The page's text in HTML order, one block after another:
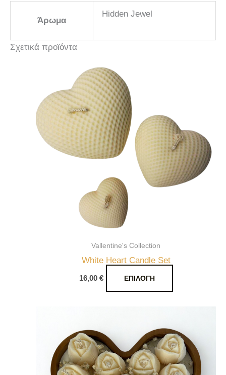
Άρωμα
Hidden Jewel
Σχετικά προϊόντα
Vallentine's Collection
White Heart Candle Set
16,00 € ΕΠΙΛΟΓΉ
παραλλαγές.
Οι
επιλογές
μπορούν
να
προϊόν
έχει
πολλαπλές